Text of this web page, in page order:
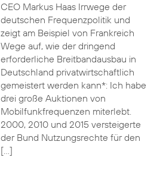
CEO Markus Haas Irrwege der
deutschen Frequenzpolitik und
zeigt am Beispiel von Frankreich
Wege auf, wie der dringend
erforderliche Breitbandausbau in
Deutschland privatwirtschaftlich
gemeistert werden kann*: Ich habe
drei große Auktionen von
Mobilfunkfrequenzen miterlebt.
2000, 2010 und 2015 versteigerte
der Bund Nutzungsrechte für den
[…]